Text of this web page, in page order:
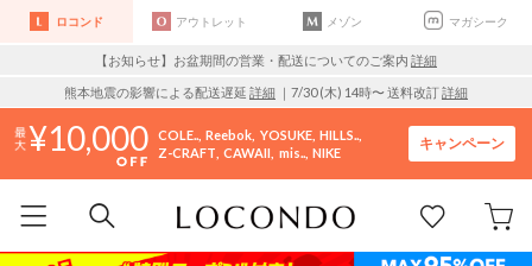
ロコンド アウトレット メゾン マガシーク
【お知らせ】お盆期間の営業・配送についてのご案内 詳細
熊本地震の影響による配送遅延 詳細 ｜7/30 (木) 14時〜 送料改訂詳細
10,000 COLE.. Reebok YOSUKE HILLS..
Z-CRAFT CAWAII mis.. NIKE
キャンペーン